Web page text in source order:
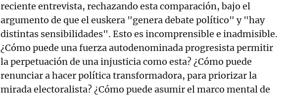
reciente entrevista, rechazando esta comparación, bajo el
argumento de que el euskera "genera debate político" y "hay
distintas sensibilidades". Esto es incomprensible e inadmisible.
¿Cómo puede una fuerza autodenominada progresista permitir
la perpetuación de una injusticia como esta? ¿Cómo puede
renunciar a hacer política transformadora, para priorizar la
mirada electoralista? ¿Cómo puede asumir el marco mental de